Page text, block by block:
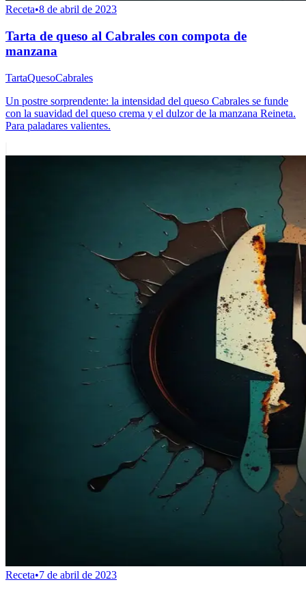
Receta•8 de abril de 2023
Tarta de queso al Cabrales con compota de
manzana
TartaQuesoCabrales
Un postre sorprendente: la intensidad del queso Cabrales se funde
con la suavidad del queso crema y el dulzor de la manzana Reineta.
Para paladares valientes.
Receta•7 de abril de 2023